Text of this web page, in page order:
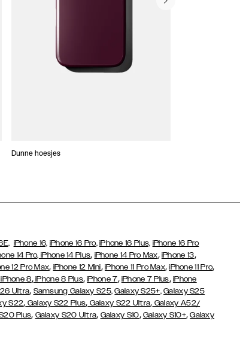
Dunne hoesjes
iPhone 16, iPhone 16 Pro, iPhone 16 Plus, iPhone 16 Pro
14 Pro, iPhone 14 Plus, iPhone 14 Pro Max, iPhone 13,
12 Pro Max, iPhone 12 Mini, iPhone 11 Pro Max,iPhone 11 Pro,
8,iPhone 8 Plus,iPhone 7, iPhone 7 Plus, iPhone
Ultra, Samsung Galaxy S25, Galaxy S25+, Galaxy S25
S22, Galaxy S22 Plus, Galaxy S22 Ultra, Galaxy A52/
Plus, Galaxy S20 Ultra, Galaxy S10, Galaxy S10+,Galaxy